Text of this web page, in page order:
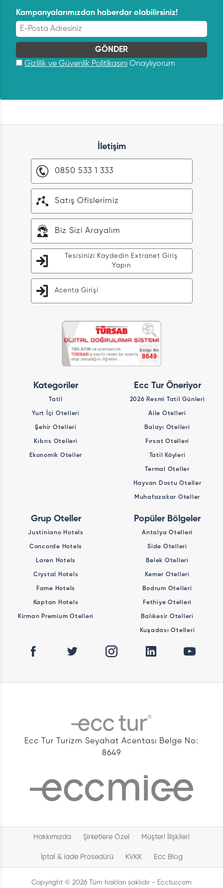
Kampanyalarımızdan haberdar olabilirsiniz!
Gizlilik ve Güvenlik Politikasını Onaylıyorum
İletişim
0850 533 1 333
Satış Ofislerimiz
Biz Sizi Arayalım
Tesisinizi Kaydedin Extranet Giriş
Yapın
Acenta Girişi
Kategoriler
Tatil
Yurt İçi Otelleri
Şehir Otelleri
Kıbrıs Otelleri
Ekonomik Oteller
Ecc Tur Öneriyor
2026 Resmi Tatil Günleri
Aile Otelleri
Balayı Otelleri
Fırsat Otelleri
Tatil Köyleri
Termal Oteller
Hayvan Dostu Oteller
Muhafazakar Oteller
Grup Oteller
Justiniano Hotels
Concorde Hotels
Laren Hotels
Crystal Hotels
Fame Hotels
Kaptan Hotels
Kirman Premium Otelleri
Popüler Bölgeler
Antalya Otelleri
Side Otelleri
Belek Otelleri
Kemer Otelleri
Bodrum Otelleri
Fethiye Otelleri
Balıkesir Otelleri
Kuşadası Otelleri
Ecc Tur Turizm Seyahat Acentası Belge No:
8649
Hakkımızda Şirketlere Özel Müşteri İlişkileri
İptal & iade Prosedürü KVKK Ecc Blog
Copyright © 2026 Tüm hakları saklıdır - Ecctur.com